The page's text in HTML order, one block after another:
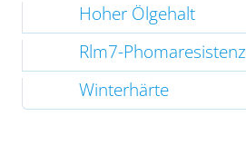
Hoher Ölgehalt
Rlm7-Phomaresistenz
Winterhärte